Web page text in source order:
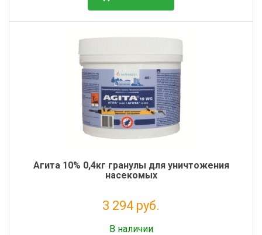
Фильтры молочные
Электронная маркировка коров
Агита 10% 0,4кг гранулы для уничтожения
насекомых
3 294 руб.
В наличии